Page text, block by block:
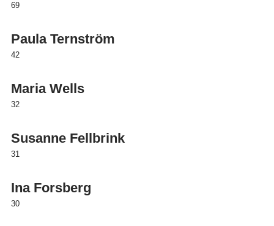
69
Paula Ternström
42
Maria Wells
32
Susanne Fellbrink
31
Ina Forsberg
30